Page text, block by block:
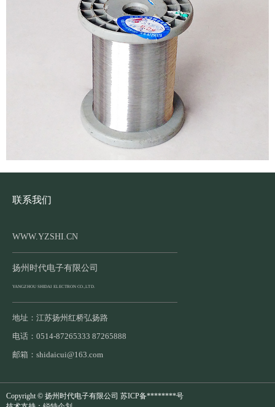
联系我们
WWW.YZSHI.CN
扬州时代电子有限公司
YANGZHOU SHIDAI ELECTRON CO.,LTD.
地址：江苏扬州红桥弘扬路
电话：0514-87265333 87265888
邮箱：shidaicui@163.com
Copyright © 扬州时代电子有限公司 苏ICP备********号